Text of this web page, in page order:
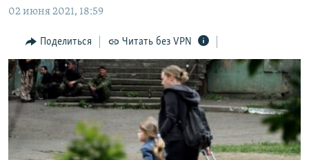
ИНФОГРАФИКА
ТЕЛЕПРОЕКТ КРЫМ.РЕАЛИИ
СОВЕТЫ ПРАВОЗАЩИТНИКОВ
ПРОПАВШИЕ БЕЗ ВЕСТИ
ПОБЕДИТЕЛЕЙ НЕ СУДЯТ?
КРЫМ.НЕПОКОРЕННЫЙ
КАК ОБОЙТИ БЛОКИРОВКУ
Qırımtatar
ПРИСОЕДИНЯЙТЕСЬ!
02 июня 2021, 18:59
Поделиться Читать без VPN